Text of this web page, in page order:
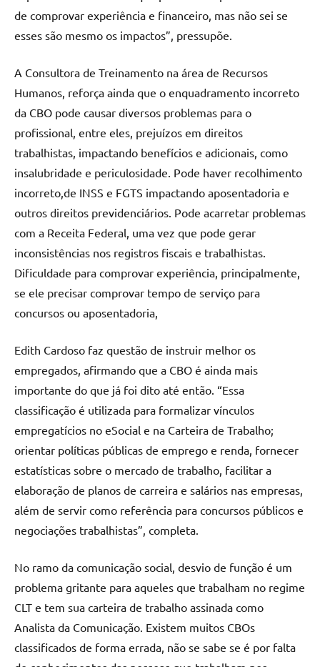
de comprovar experiência e financeiro, mas não sei se
esses são mesmo os impactos”, pressupõe.
A Consultora de Treinamento na área de Recursos
Humanos, reforça ainda que o enquadramento incorreto
da CBO pode causar diversos problemas para o
profissional, entre eles, prejuízos em direitos
trabalhistas, impactando benefícios e adicionais, como
insalubridade e periculosidade. Pode haver recolhimento
incorreto,de INSS e FGTS impactando aposentadoria e
outros direitos previdenciários. Pode acarretar problemas
com a Receita Federal, uma vez que pode gerar
inconsistências nos registros fiscais e trabalhistas.
Dificuldade para comprovar experiência, principalmente,
se ele precisar comprovar tempo de serviço para
concursos ou aposentadoria,
Edith Cardoso faz questão de instruir melhor os
empregados, afirmando que a CBO é ainda mais
importante do que já foi dito até então. “Essa
classificação é utilizada para formalizar vínculos
empregatícios no eSocial e na Carteira de Trabalho;
orientar políticas públicas de emprego e renda, fornecer
estatísticas sobre o mercado de trabalho, facilitar a
elaboração de planos de carreira e salários nas empresas,
além de servir como referência para concursos públicos e
negociações trabalhistas”, completa.
No ramo da comunicação social, desvio de função é um
problema gritante para aqueles que trabalham no regime
CLT e tem sua carteira de trabalho assinada como
Analista da Comunicação. Existem muitos CBOs
classificados de forma errada, não se sabe se é por falta